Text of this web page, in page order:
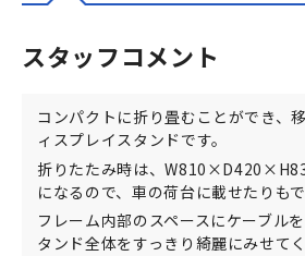
スタッフコメント
コンパクトに折り畳むことができ、
ィスプレイスタンドです。
折りたたみ時は、
になるので、車の荷台に載せたりもで
フレーム内部のスペースにケーブル
タンド全体をすっきり綺麗にみせてく